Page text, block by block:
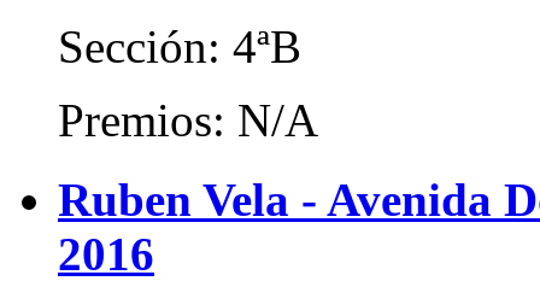
Sección: 4ªB
Premios: N/A
Ruben Vela - Avenida
2016